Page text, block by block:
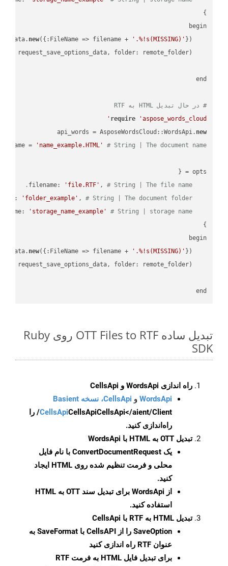
new({:FileName => filename +
'.%!s(MISSING)'
# در حال تبدیل HTML به RTF
require
'aspose_words_cloud'
api_words = AsposeWordsCloud::WordsApi. new
name =
'name_example.HTML' # String | The document name.
    filename:
'file.RTF' , # String | The file name.
    folder:
'folder_example' , # String | The document folder.
    storage_name:
'storage_name_example'
# String | storage name.
new({:FileName => filename +
'.%!s(MISSING)'
end
تبدیل ساده OTT Files to RTF روی Ruby
SDK
راه اندازی WordsApi و CellsApi
WordsApi و CellsApi، نسخه Basient
CellsApiCellsApi
CellsApi</aient/Client/ را
راه‌اندازی کنید.
تبدیل OTT به HTML با WordsApi
یک ConvertDocumentRequest با نام فایل
محلی و فرمت تنظیم شده روی HTML ایجاد
کنید.
از WordsApi برای تبدیل سند OTT به HTML
استفاده کنید.
تبدیل HTML به RTF با CellsApi
SaveOption
را از CellsAPI با SaveFormat به
عنوان RTF راه اندازی کنید
برای تبدیل فایل HTML به فرمت
RTF